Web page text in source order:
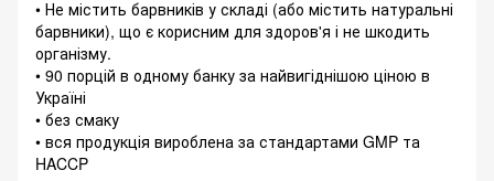
• Не містить барвників у складі (або містить натуральні
барвники), що є корисним для здоров'я і не шкодить
організму.
• 90 порцій в одному банку за найвигіднішою ціною в
Україні
• без смаку
• вся продукція вироблена за стандартами GMP та
HACCP